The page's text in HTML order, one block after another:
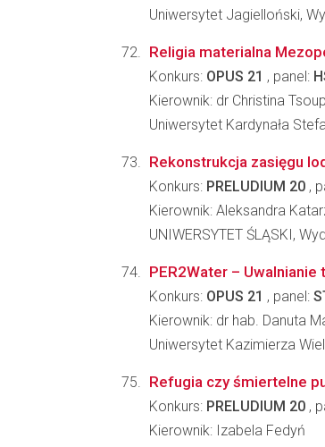
Uniwersytet Jagielloński,
Religia materialna
Konkurs: OPUS 21 , panel:
Kierownik: dr Christina
Uniwersytet Kardynała
Rekonstrukcja zasięgu
Konkurs: PRELUDIUM 20 ,
Kierownik: Aleksandra
UNIWERSYTET ŚLĄSKI,
PER2Water –
Konkurs: OPUS 21 , panel:
Kierownik: dr hab. Danuta
Uniwersytet Kazimierza
Refugia czy śmiertelne
Konkurs: PRELUDIUM 20 ,
Kierownik: Izabela Fedyń